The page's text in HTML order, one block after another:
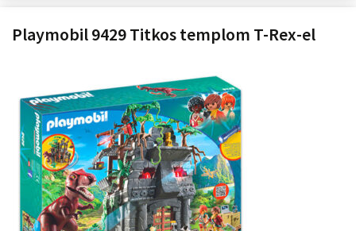
Playmobil 9429 Titkos templom T-Rex-el